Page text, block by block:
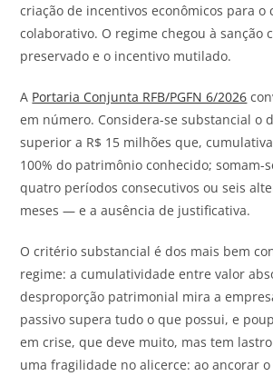
criação de incentivos econômicos para
colaborativo. O regime chegou à sanção
preservado e o incentivo mutilado.
A Portaria Conjunta RFB/PGFN 6/2026
em número. Considera-se substancial o
superior a R$ 15 milhões que,
100% do patrimônio conhecido;
quatro períodos consecutivos ou seis
meses — e a ausência de justificativa.
O critério substancial é dos mais bem
regime: a cumulatividade entre valor
desproporção patrimonial mira a
passivo supera tudo o que possui, e
em crise, que deve muito, mas tem
uma fragilidade no alicerce: ao ancorar